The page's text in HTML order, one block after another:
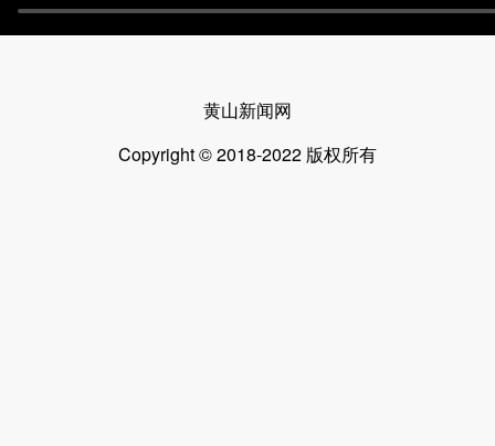
黄山新闻网
Copyright © 2018-2022 版权所有